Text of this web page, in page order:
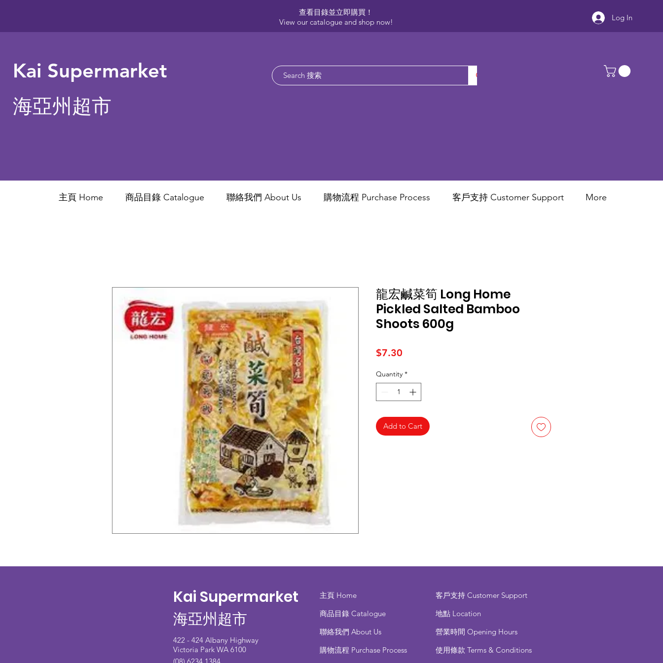
查看目錄並立即購買！​
View our catalogue and shop now!
Log In
Kai Supermarket
海亞州超市
主頁 Home 商品目錄 ​Catalogue 聯絡我們 About Us ​購物流程 Purchase Process 客戶支持 Customer Support More
龍宏鹹菜筍 Long Home
Pickled Salted Bamboo
Shoots 600g
$7.30
Quantity *
Add to Cart
Kai Supermarket
海亞州超市
422 - 424 Albany Highway
Victoria Park WA 6100
主頁 Home
商品目錄 ​Catalogue
聯絡我們 About Us
​購物流程 Purchase Process
客戶支持Customer Support
地點 Location
營業時間Opening Hours
使用條款Terms & Conditions